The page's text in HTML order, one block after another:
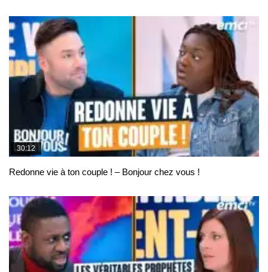
30:12
Redonne vie à ton couple ! – Bonjour chez vous !